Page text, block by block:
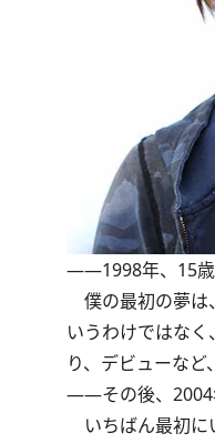
――1998年、15歳
僕の最初の夢は
いうわけではな
り、デビューなど
――その後、2004
いちばん最初に